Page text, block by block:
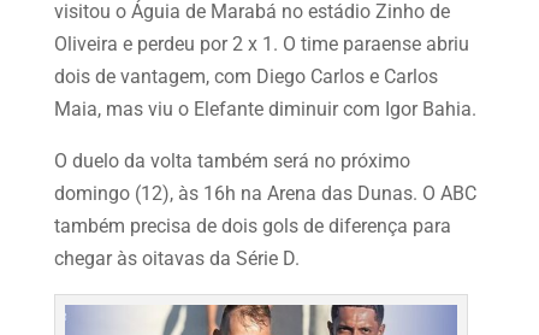
visitou o Águia de Marabá no estádio Zinho de
Oliveira e perdeu por 2 x 1. O time paraense abriu
dois de vantagem, com Diego Carlos e Carlos
Maia, mas viu o Elefante diminuir com Igor Bahia.
O duelo da volta também será no próximo
domingo (12), às 16h na Arena das Dunas. O ABC
também precisa de dois gols de diferença para
chegar às oitavas da Série D.